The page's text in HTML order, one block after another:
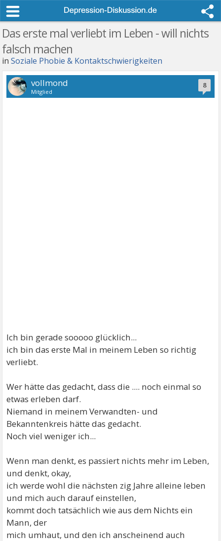
Das erste mal verliebt im Leben - will nichts
falsch machen
inSoziale Phobie & Kontaktschwierigkeiten
8
vollmond
Mitglied
Ich bin gerade sooooo glücklich...
ich bin das erste Mal in meinem Leben so richtig
verliebt.
Wer hätte das gedacht, dass die .... noch einmal so
etwas erleben darf.
Niemand in meinem Verwandten- und
Bekanntenkreis hätte das gedacht.
Noch viel weniger ich...
Wenn man denkt, es passiert nichts mehr im Leben,
und denkt, okay,
ich werde wohl die nächsten zig Jahre alleine leben
und mich auch darauf einstellen,
kommt doch tatsächlich wie aus dem Nichts ein
Mann, der
mich umhaut, und den ich anscheinend auch